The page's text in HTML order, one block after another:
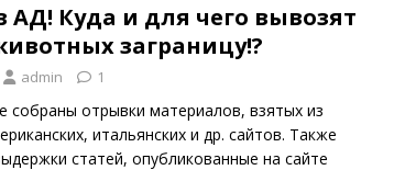
АД! Куда и для чего вывозят
заграницу!?
admin 1
собраны отрывки материалов, взятых из
итальянских и др. сайтов. Также
статей, опубликованные на сайте